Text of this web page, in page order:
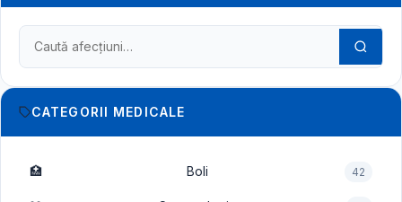
Caută în dicționarul medical
CATEGORII MEDICALE
🏥 Boli 42